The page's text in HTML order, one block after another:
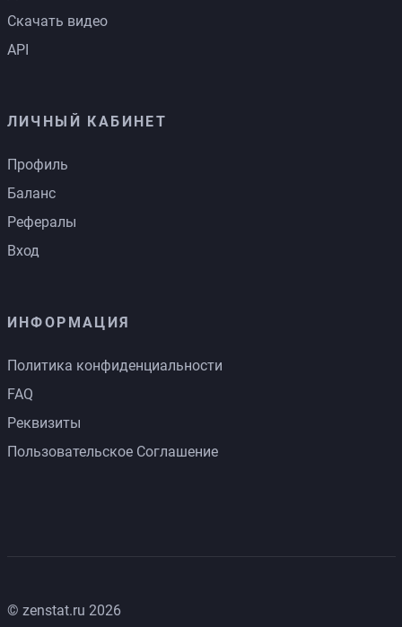
Скачать видео
API
ЛИЧНЫЙ КАБИНЕТ
Профиль
Баланс
Рефералы
Вход
ИНФОРМАЦИЯ
Политика конфиденциальности
FAQ
Реквизиты
Пользовательское Соглашение
© zenstat.ru 2026